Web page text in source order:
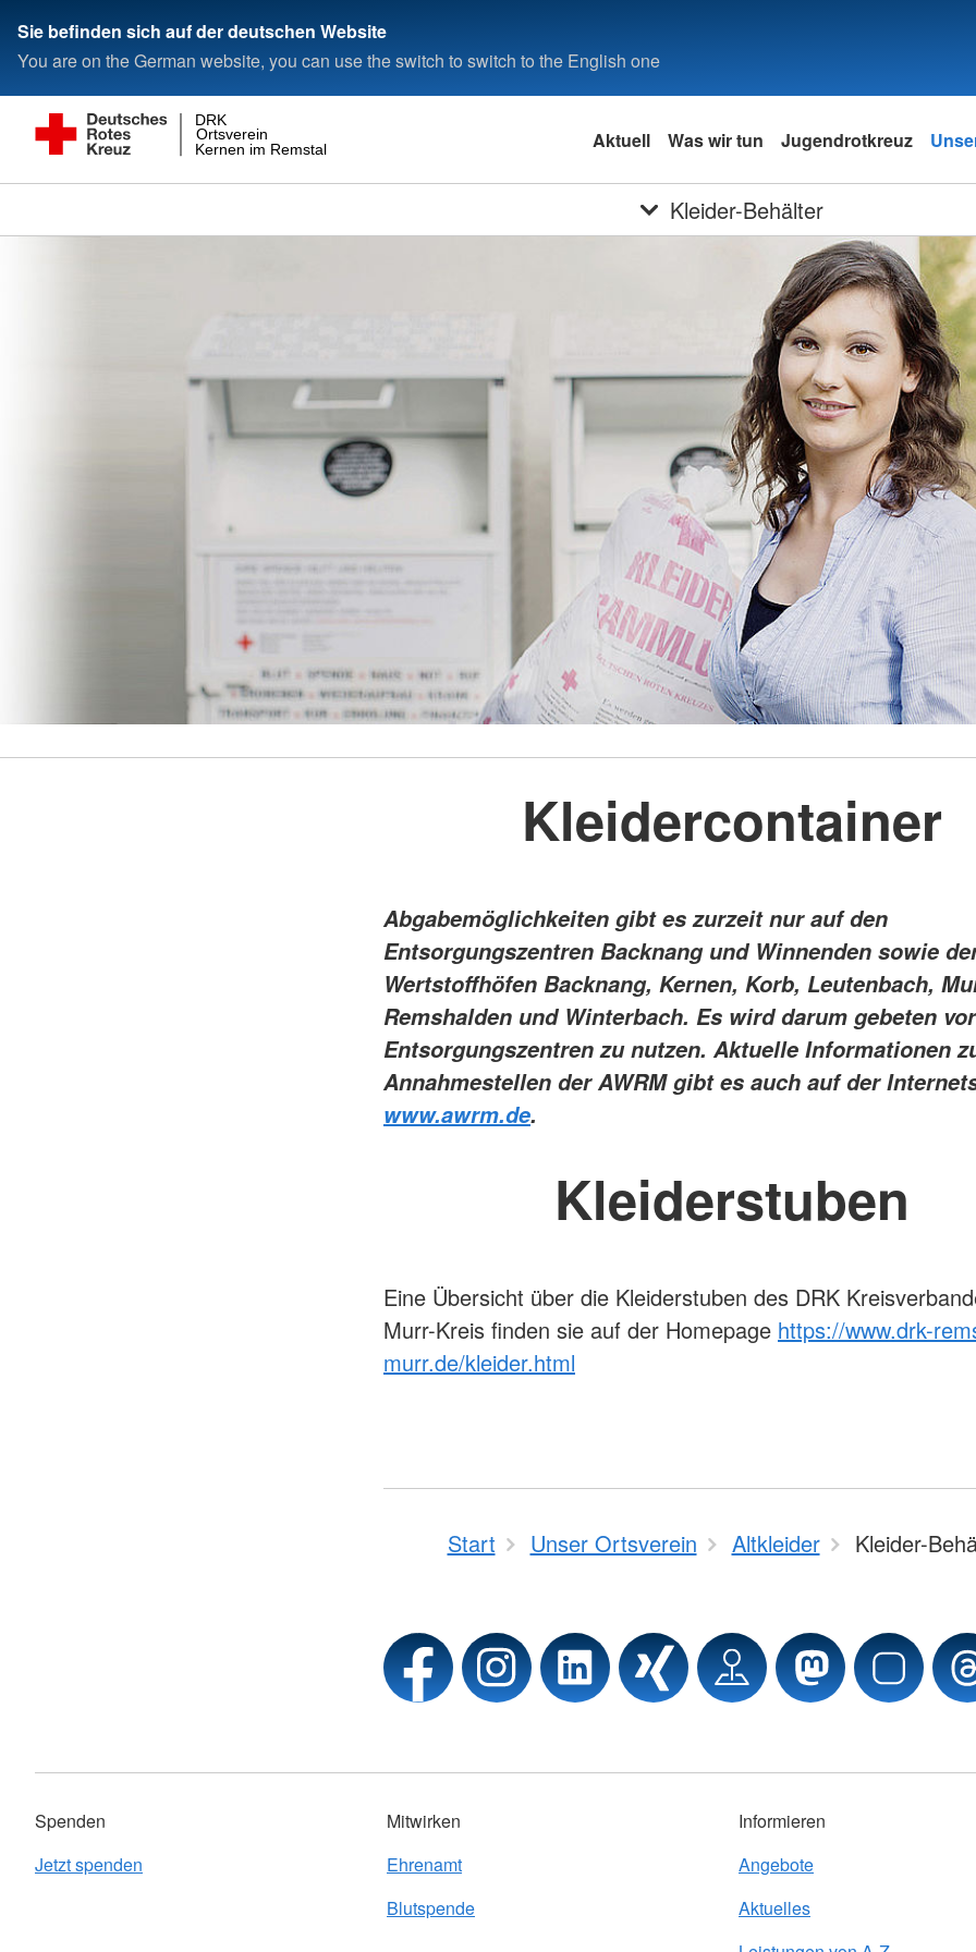
Sie befinden sich auf der deutschen Website
You are on the German website, you can use the switch to switch to the English one
Kernen im Remstal
Ortsverein
DRK
Aktuell Was wir tun Jugendrotkreuz
Kleider-Behälter
Kleidercontainer
Abgabemöglichkeiten gibt es zurzeit nur auf den
Entsorgungszentren Backnang und Winnenden sowie
Wertstoffhöfen Backnang, Kernen, Korb, Leutenbach,
Remshalden und Winterbach. Es wird darum gebeten
Entsorgungszentren zu nutzen. Aktuelle Informationen
Annahmestellen der AWRM gibt es auch auf der
www.awrm.de.
Kleiderstuben
Eine Übersicht über die Kleiderstuben des DRK
Murr-Kreis finden sie auf der Homepage https://www.drk-
murr.de/kleider.html
Start Unser Ortsverein Altkleider Kleider-
Spenden
Jetzt spenden
Mitwirken
Ehrenamt
Blutspende
Informieren
Angebote
Aktuelles